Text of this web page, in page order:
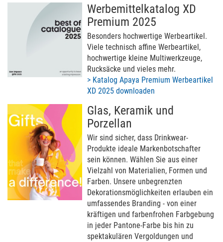
Werbemittelkatalog XD
Premium 2025
Besonders hochwertige Werbeartikel.
Viele technisch affine Werbeartikel,
hochwertige kleine Multiwerkzeuge,
Rucksäcke und vieles mehr.
> Katalog Apaya Premium Werbeartikel
XD 2025 downloaden
Glas, Keramik und
Porzellan
Wir sind sicher, dass Drinkwear-
Produkte ideale Markenbotschafter
sein können. Wählen Sie aus einer
Vielzahl von Materialien, Formen und
Farben. Unsere unbegrenzten
Dekorationsmöglichkeiten erlauben ein
umfassendes Branding - von einer
kräftigen und farbenfrohen Farbgebung
in jeder Pantone-Farbe bis hin zu
spektakulären Vergoldungen und